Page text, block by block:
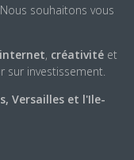
souhaitons vous
, créativité et
investissement.
Versailles et l'Ile-